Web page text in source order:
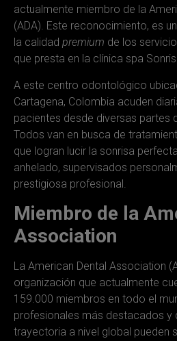
actualmente miembro de la
(ADA). Este reconocimiento, es
la calidad premium de los
que presta en la clínica spa
A este centro odontológico
Cartagena, Colombia acuden
pacientes desde diversas partes
Todos van en busca de
que logran lucir la sonrisa
anhelado, supervisados
prestigiosa profesional.
Miembro de la
Association
La American Dental Association
organización que actualmente
159.000 miembros en todo el
profesionales más destacados y
trayectoria a nivel global pueden